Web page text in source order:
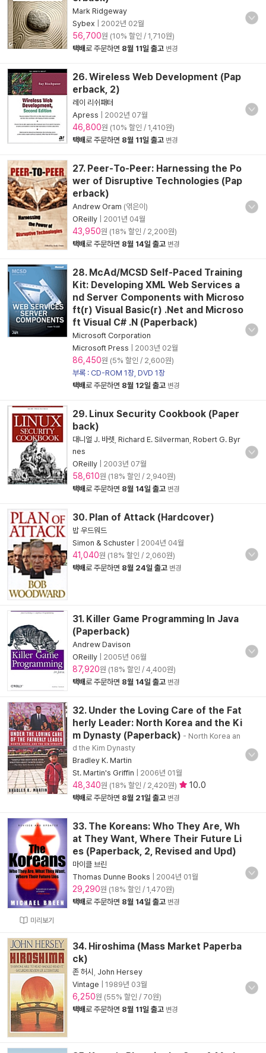
Mark Ridgeway
Sybex
2002년 02월
56,700원 (10% 할인 / 1,710원)
택배로 주문하면 8월 11일 출고 변경
26. Wireless Web Development (Pap
erback, 2)
레이 리쉬패터
Apress
2002년 07월
46,800원 (10% 할인 / 1,410원)
택배로 주문하면 8월 11일 출고 변경
27. Peer-To-Peer: Harnessing the Po
wer of Disruptive Technologies (Pap
erback)
Andrew Oram (엮은이)
OReilly
2001년 04월
43,950원 (18% 할인 / 2,200원)
택배로 주문하면 8월 14일 출고 변경
28. McAd/MCSD Self-Paced Training
Kit: Developing XML Web Services a
nd Server Components with Microso
ft(r) Visual Basic(r) .Net and Microso
ft Visual C# .N (Paperback)
Microsoft Corporation
Microsoft Press
2003년 02월
86,450원 (5% 할인 / 2,600원)
부록 : CD-ROM 1장, DVD 1장
택배로 주문하면 8월 12일 출고 변경
29. Linux Security Cookbook (Paper
back)
대니얼 J. 바렛 Richard E. Silverman Robert G. Byr
nes
OReilly
2003년 07월
58,610원 (18% 할인 / 2,940원)
택배로 주문하면 8월 14일 출고 변경
30. Plan of Attack (Hardcover)
밥 우드워드
Simon & Schuster
2004년 04월
41,040원 (18% 할인 / 2,060원)
택배로 주문하면 8월 24일 출고 변경
31. Killer Game Programming In Java
(Paperback)
Andrew Davison
OReilly
2005년 06월
87,920원 (18% 할인 / 4,400원)
택배로 주문하면 8월 14일 출고 변경
32. Under the Loving Care of the Fat
herly Leader: North Korea and the Ki
m Dynasty (Paperback) - North Korea an
d the Kim Dynasty
Bradley K. Martin
St. Martin's Griffin
2006년 01월
48,340원 (18% 할인 / 2,420원) 10.0
택배로 주문하면 8월 21일 출고 변경
미리보기
33. The Koreans: Who They Are, Wh
at They Want, Where Their Future Li
es (Paperback, 2, Revised and Upd)
마이클 브린
Thomas Dunne Books
2004년 01월
29,290원 (18% 할인 / 1,470원)
택배로 주문하면 8월 14일 출고 변경
34. Hiroshima (Mass Market Paperba
ck)
존 허시
John Hersey
Vintage
1989년 03월
6,250원 (55% 할인 / 70원)
택배로 주문하면 8월 11일 출고 변경